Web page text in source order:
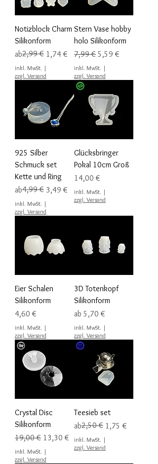
Notizblock Charm
Silikonform
ab
Standardpreis
2,99 € 1,74 €
Sale-Preis
inkl. MwSt. |
zzgl. Versand
Stern Vase hobby
holo Silikonform
Standardpreis
7,99 € Sale-Preis
5,59 €
inkl. MwSt. |
zzgl. Versand
925 Silber
Schmuck set
Kette und Ring
ab
Standardpreis
4,99 € 3,49 €
Sale-Preis
inkl. MwSt. |
zzgl. Versand
Glücksbringer
Pokal 10cm Groß
Preis
14,00 €
inkl. MwSt. |
zzgl. Versand
Eier Schalen
Silikonform
Preis
4,60 €
inkl. MwSt. |
zzgl. Versand
3D Totenkopf
Silikonform
ab 5,70 €
Sale-Preis
inkl. MwSt. |
zzgl. Versand
Crystal Disc
Silikonform
Standardpreis
19,00 € Sale-Preis
13,30 €
inkl. MwSt. |
zzgl. Versand
Teesieb set
ab
Standardpreis
2,50 € 1,75 €
Sale-Preis
inkl. MwSt. |
zzgl. Versand